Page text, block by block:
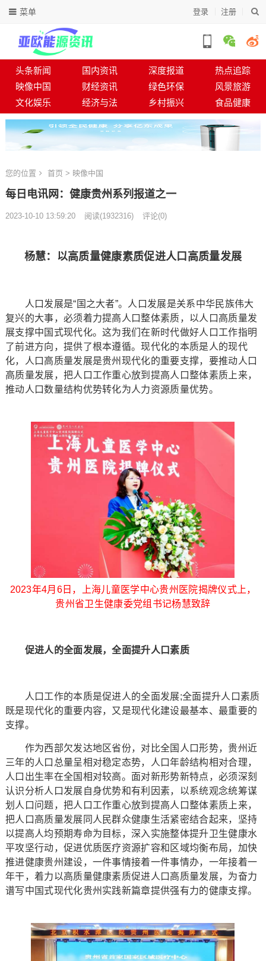
登录 注册
菜单
头条新闻 国内资讯 深度报道
热点追踪
映像中国
财经资讯 绿色环保
风景旅游
文化娱乐
经济与法 乡村振兴 食品健康
您的位置 首页 > 映像中国
每日电讯网：健康贵州系列报道之一
2023-10-10 13:59:20 阅读(1932316) 评论(0)
杨慧：以高质量健康素质促进人口高质量发展
人口发展是“国之大者”。人口发展是关系中华民族伟大
复兴的大事，必须着力提高人口整体素质，以人口高质量发
展支撑中国式现代化。这为我们在新时代做好人口工作指明
了前进方向，提供了根本遵循。现代化的本质是人的现代
化，人口高质量发展是贵州现代化的重要支撑，要推动人口
高质量发展，把人口工作重心放到提高人口整体素质上来，
推动人口数量结构优势转化为人力资源质量优势。
2023年4月6日，上海儿童医学中心贵州医院揭牌仪式上，
贵州省卫生健康委党组书记杨慧致辞
促进人的全面发展，全面提升人口素质
人口工作的本质是促进人的全面发展;全面提升人口素质
既是现代化的重要内容，又是现代化建设最基本、最重要的
支撑。
作为西部欠发达地区省份，对比全国人口形势，贵州近
三年的人口总量呈相对稳定态势，人口年龄结构相对合理，
人口出生率在全国相对较高。面对新形势新特点，必须深刻
认识分析人口发展自身优势和有利因素，以系统观念统筹谋
划人口问题，把人口工作重心放到提高人口整体素质上来，
把人口高质量发展同人民群众健康生活紧密结合起来，坚持
以提高人均预期寿命为目标，深入实施整体提升卫生健康水
平攻坚行动，促进优质医疗资源扩容和区域均衡布局，加快
推进健康贵州建设，一件事情接着一件事情办，一年接着一
年干，着力以高质量健康素质促进人口高质量发展，为奋力
谱写中国式现代化贵州实践新篇章提供强有力的健康支撑。